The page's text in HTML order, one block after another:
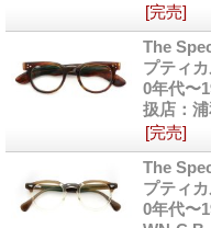
[完売]
The
プティ
0年代〜
扱店：
[完売]
The
プティ
0年代〜